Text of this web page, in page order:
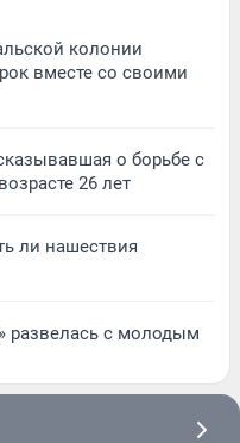
колонии
вместе со своими
о борьбе с
26 лет
ли нашествия
развелась с молодым